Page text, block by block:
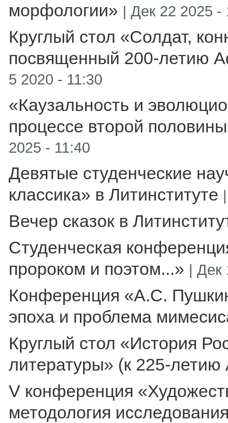
морфологии» | Дек 22 2025 -
Круглый стол «Солдат,
посвященный 200-летию
5 2020 - 11:30
«Каузальность и
процессе второй
2025 - 11:40
Девятые студенческие
классика» в Литинституте
Вечер сказок в
Студенческая
пророком и поэтом...» | Дек
Конференция «А.С.
эпоха и проблема
Круглый стол «История
литературы» (к 225-
V конференция
методология